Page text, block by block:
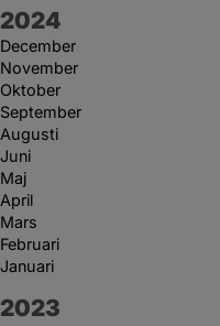
År:
2024
December
November
Oktober
September
Augusti
Juni
Maj
April
Mars
Februari
Januari
År:
2023